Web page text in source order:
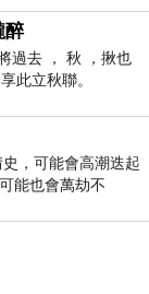
醉
過去 ， 秋 ，揪也
此立秋聯。
，可能會高潮迭起
能也會萬劫不
心的罪